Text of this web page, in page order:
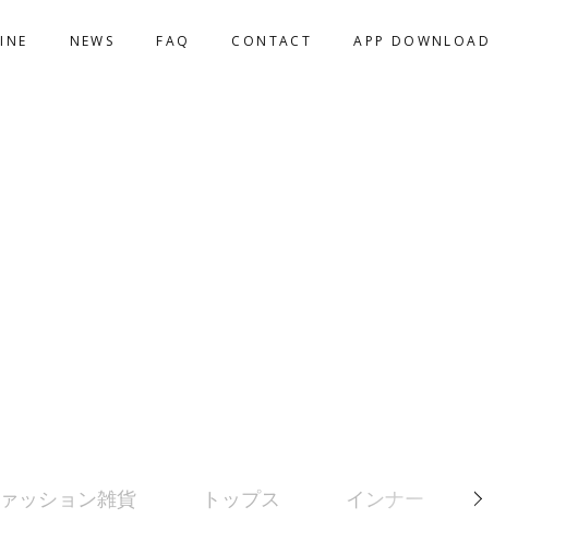
NEWS FAQ CONTACT APP DOWNLOAD
ッション雑貨 トップス インナー